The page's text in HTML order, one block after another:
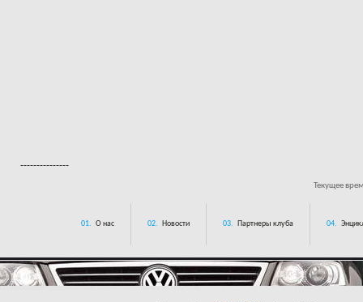
---------------
Текущее
01. О нас 02. Новости 03. Партнеры клуба 04.